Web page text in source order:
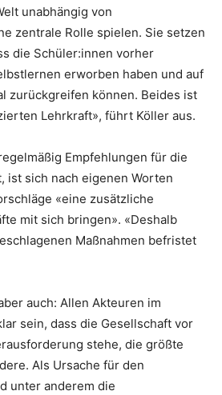
unabhängig von
zentrale Rolle spielen. Sie setzen
die Schüler:innen vorher
erworben haben und auf
zurückgreifen können. Beides ist
Lehrkraft», führt Köller aus.
Empfehlungen für die
ist sich nach eigenen Worten
«eine zusätzliche
mit sich bringen». «Deshalb
Maßnahmen befristet
auch: Allen Akteuren im
sein, dass die Gesellschaft vor
stehe, die größte
Als Ursache für den
unter anderem die